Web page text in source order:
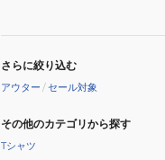
さらに絞り込む
アウター /セール対象
その他のカテゴリから探す
Tシャツ